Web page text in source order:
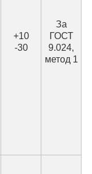
+10
-30
За
ГОСТ
9.024,
метод 1